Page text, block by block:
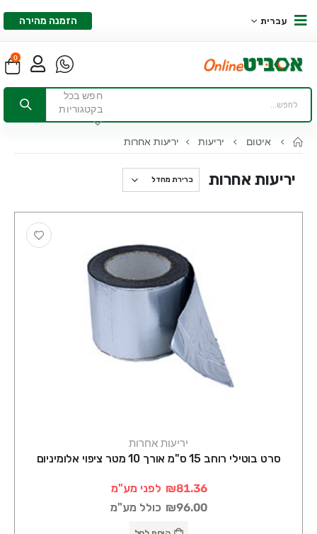
עברית הזמנה מהירה
0
חפש בכל
בקטגוריות
איטום יריעות יריעות אחרות
יריעות אחרות
יריעות אחרות
סרט בוטילי רוחב 15 ס"מ אורך 10 מטר ציפוי אלומיניום
₪81.36 לפני מע"מ
₪96.00 כולל מע"מ